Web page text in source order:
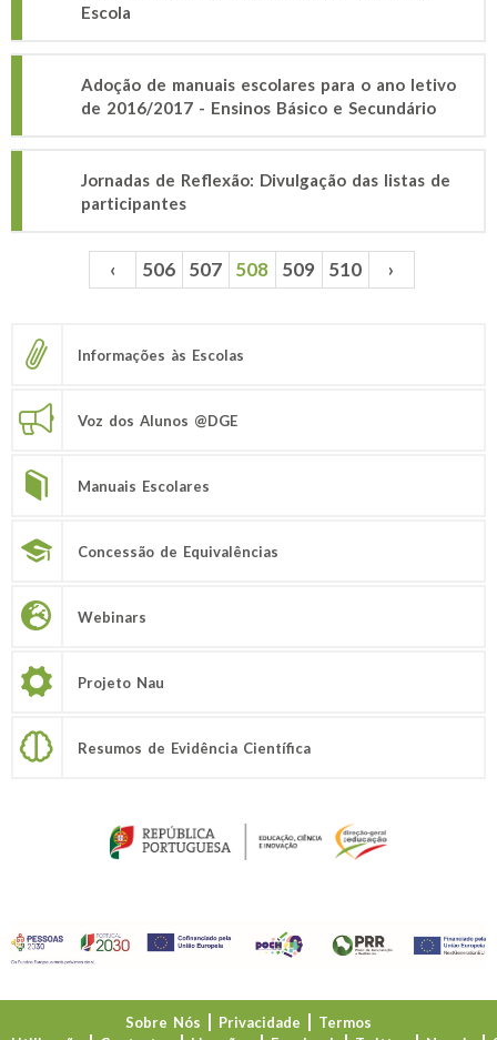
Escola
Adoção de manuais escolares para o ano letivo
de 2016/2017 - Ensinos Básico e Secundário
Jornadas de Reflexão: Divulgação das listas de
participantes
Páginas ‹ 506 507 508 509 510 ›
Informações às Escolas
Voz dos Alunos @DGE
Manuais Escolares
Concessão de Equivalências
Webinars
Projeto Nau
Resumos de Evidência Científica
Sobre Nós Privacidade
Termos